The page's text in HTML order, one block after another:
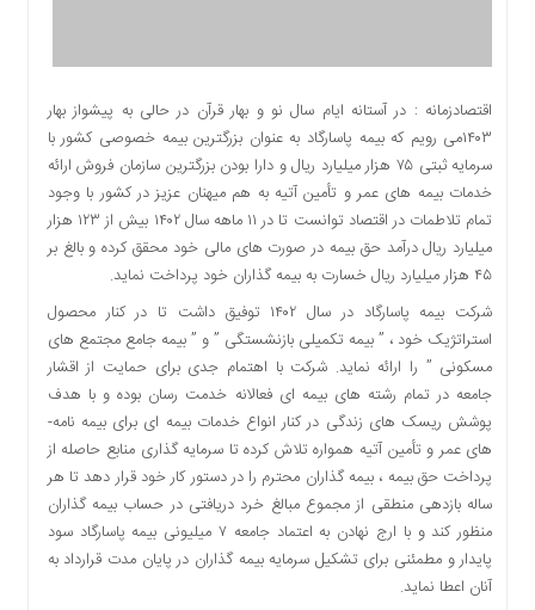
نفت
فناوری
منظقه
دسترسی
سریع
تماس
درباره
پلیس،امنیت
جامعه
اقتصادزمانه : در آستانه ایام سال نو و بهار قرآن در حالی به پیشواز بهار
۱۴۰۳می­ رویم که بیمه پاسارگاد به عنوان بزرگترین بیمه خصوصی کشور با
سرمایه ثبتی ۷۵ هزار میلیارد ریال و دارا بودن بزرگترین سازمان فروش ارائه
خدمات بیمه­ های عمر و تأمین آتیه به هم میهنان عزیز در کشور با وجود
تمام تلاطمات در اقتصاد توانست تا در ۱۱ ماهه سال ۱۴۰۲ بیش از ۱۲۳ هزار
میلیارد ریال درآمد حق بیمه در صورت ­های مالی خود محقق کرده و بالغ بر
۴۵ هزار میلیارد ریال خسارت به بیمه گذاران خود پرداخت نماید.
شرکت بیمه پاسارگاد در سال ۱۴۰۲ توفیق داشت تا در کنار محصول
استراتژیک خود ، ” بیمه تکمیلی بازنشستگی ” و ” بیمه جامع مجتمع­ های
مسکونی ” را ارائه نماید. شرکت با اهتمام جدی برای حمایت از اقشار
جامعه در تمام رشته­ های بیمه ­ای فعالانه خدمت رسان بوده و با هدف
پوشش ریسک­ های زندگی در کنار انواع خدمات بیمه ­ای برای بیمه نامه­
های عمر و تأمین آتیه همواره تلاش کرده تا سرمایه گذاری منابع حاصله از
پرداخت حق بیمه ، بیمه گذاران محترم را در دستور کار خود قرار دهد تا هر
ساله بازدهی منطقی از مجموع مبالغ خرد دریافتی در حساب بیمه گذاران
منظور کند و با ارج نهادن به اعتماد جامعه ۷ میلیونی بیمه پاسارگاد سود
پایدار و مطمئنی برای تشکیل سرمایه بیمه گذاران در پایان مدت قرارداد به
آنان اعطا نماید.